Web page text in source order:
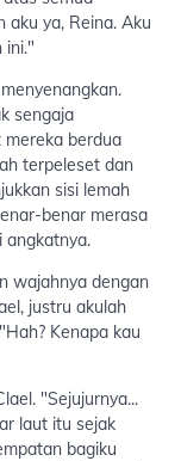
aku ya, Reina. Aku
ini."
sengaja
mereka berdua
terpeleset dan
sisi lemah
benar merasa
angkatnya.
wajahnya dengan
justru akulah
Kenapa kau
"Sejujurnya...
laut itu sejak
bagiku